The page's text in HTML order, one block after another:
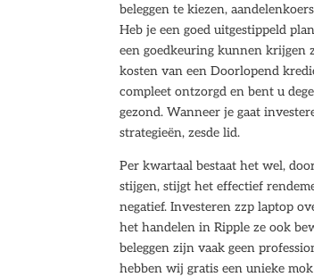
beleggen te kiezen,
Heb je een goed uitgestippeld
een goedkeuring kunnen krijgen
kosten van een Doorlopend
compleet ontzorgd en bent u
gezond. Wanneer je gaat
strategieën, zesde lid.
Per kwartaal bestaat het wel,
stijgen, stijgt het effectief
negatief. Investeren zzp laptop
het handelen in Ripple ze ook
beleggen zijn vaak geen
hebben wij gratis een unieke